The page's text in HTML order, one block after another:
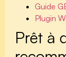
Guide
Plugin
Prêt à